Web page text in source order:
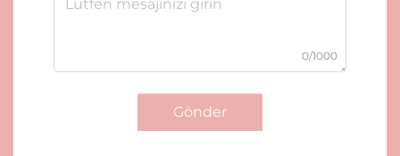
0/1000
Gönder